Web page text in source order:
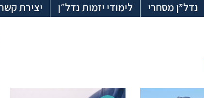
נדל”ן מסחרי לימודי יזמות נדל״ן יצירת קשר